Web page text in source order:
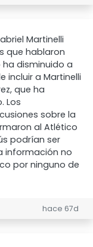
Martinelli
que hablaron
ha disminuido a
incluir a Martinelli
que ha
Los
sobre la
al Atlético
podrían ser
información no
por ninguno de
hace 67d